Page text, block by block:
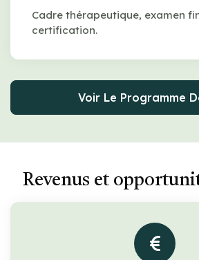
Cadre thérapeutique, examen
certification.
Voir Le Programme
Revenus et